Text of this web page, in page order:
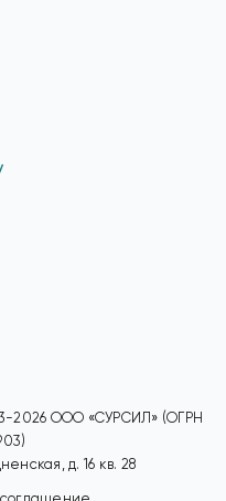
2026 ООО «СУРСИЛ» (ОГРН
д. 16 кв. 28